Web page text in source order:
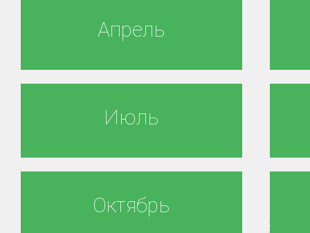
Апрель
Июль
Октябрь